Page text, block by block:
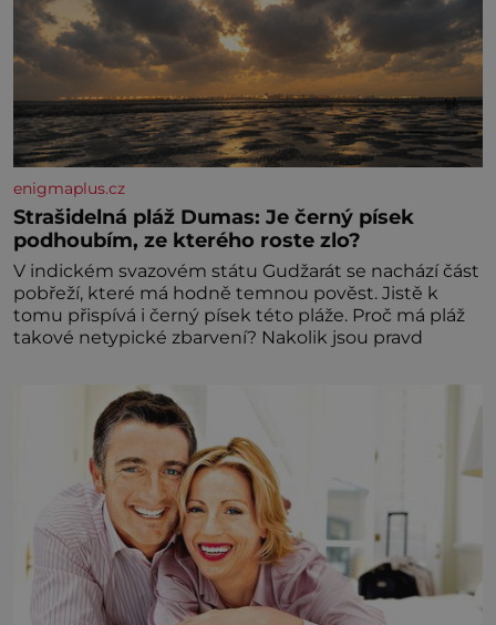
enigmaplus.cz
Strašidelná pláž Dumas: Je černý písek
podhoubím, ze kterého roste zlo?
V indickém svazovém státu Gudžarát se nachází část
pobřeží, které má hodně temnou pověst. Jistě k
tomu přispívá i černý písek této pláže. Proč má pláž
takové netypické zbarvení? Nakolik jsou pravd